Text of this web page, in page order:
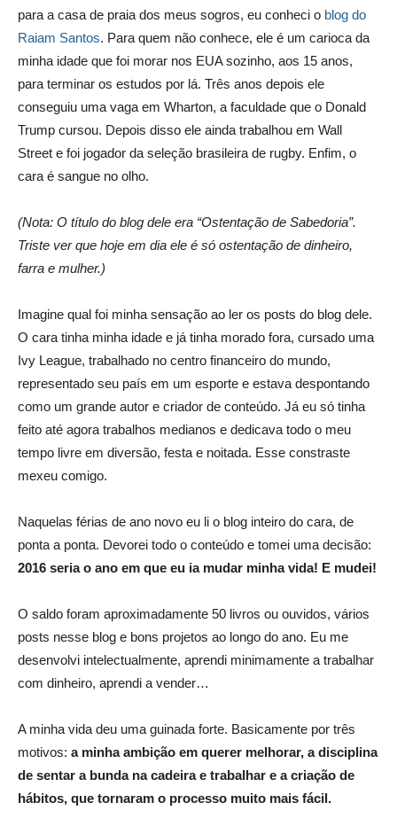
para a casa de praia dos meus sogros, eu conheci o blog do
Raiam Santos. Para quem não conhece, ele é um carioca da
minha idade que foi morar nos EUA sozinho, aos 15 anos,
para terminar os estudos por lá. Três anos depois ele
conseguiu uma vaga em Wharton, a faculdade que o Donald
Trump cursou. Depois disso ele ainda trabalhou em Wall
Street e foi jogador da seleção brasileira de rugby. Enfim, o
cara é sangue no olho.
(Nota: O título do blog dele era “Ostentação de Sabedoria”.
Triste ver que hoje em dia ele é só ostentação de dinheiro,
farra e mulher.)
Imagine qual foi minha sensação ao ler os posts do blog dele.
O cara tinha minha idade e já tinha morado fora, cursado uma
Ivy League, trabalhado no centro financeiro do mundo,
representado seu país em um esporte e estava despontando
como um grande autor e criador de conteúdo. Já eu só tinha
feito até agora trabalhos medianos e dedicava todo o meu
tempo livre em diversão, festa e noitada. Esse constraste
mexeu comigo.
Naquelas férias de ano novo eu li o blog inteiro do cara, de
ponta a ponta. Devorei todo o conteúdo e tomei uma decisão:
2016 seria o ano em que eu ia mudar minha vida! E mudei!
O saldo foram aproximadamente 50 livros ou ouvidos, vários
posts nesse blog e bons projetos ao longo do ano. Eu me
desenvolvi intelectualmente, aprendi minimamente a trabalhar
com dinheiro, aprendi a vender…
A minha vida deu uma guinada forte. Basicamente por três
motivos: a minha ambição em querer melhorar, a disciplina
de sentar a bunda na cadeira e trabalhar e a criação de
hábitos, que tornaram o processo muito mais fácil.